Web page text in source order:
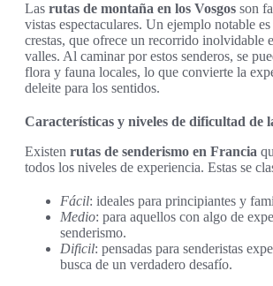
Las rutas de montaña en los Vosgos son
vistas espectaculares. Un ejemplo notable
crestas, que ofrece un recorrido inolvidable
valles. Al caminar por estos senderos, se
flora y fauna locales, lo que convierte la
deleite para los sentidos.
Características y niveles de dificultad de
Existen rutas de senderismo en Francia
todos los niveles de experiencia. Estas se
Fácil: ideales para principiantes y
Medio: para aquellos con algo de
senderismo.
Dificil: pensadas para senderistas
busca de un verdadero desafío.